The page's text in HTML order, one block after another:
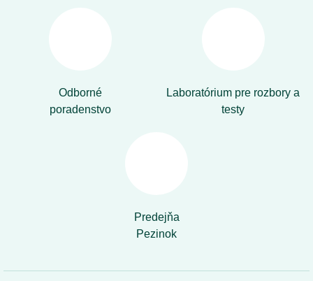
Odborné
poradenstvo
Laboratórium pre rozbory a
testy
Predejňa
Pezinok